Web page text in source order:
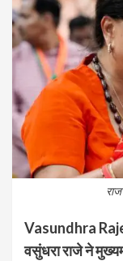
Vasundhra
वसुंधरा राजे ने